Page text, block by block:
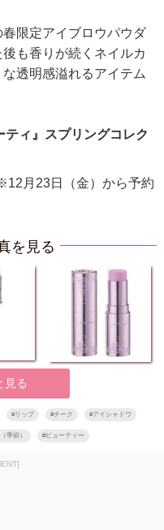
限定アイブロウパウダ
も香りが続くネイルカ
透明感溢れるアイテム
ティ』スプリングコレク
月23日（金）から予約
を見る
見る
#リップ #チーク #アイシャドウ
季節） #ビューティー